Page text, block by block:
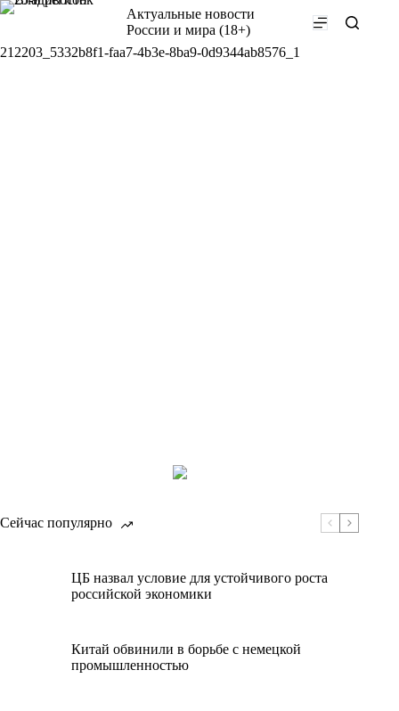
Перейти
Актуальные новости
России и мира (18+)
212203_5332b8f1-faa7-4b3e-8ba9-0d9344ab8576_1
Сейчас популярно
ЦБ назвал условие для устойчивого роста
российской экономики
Китай обвинили в борьбе с немецкой
промышленностью